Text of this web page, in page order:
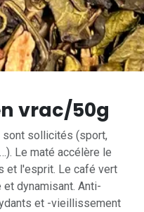
vrac/50g
sont sollicités (sport,
Le maté accélère le
et l'esprit. Le café vert
dynamisant. Anti-
et -vieillissement